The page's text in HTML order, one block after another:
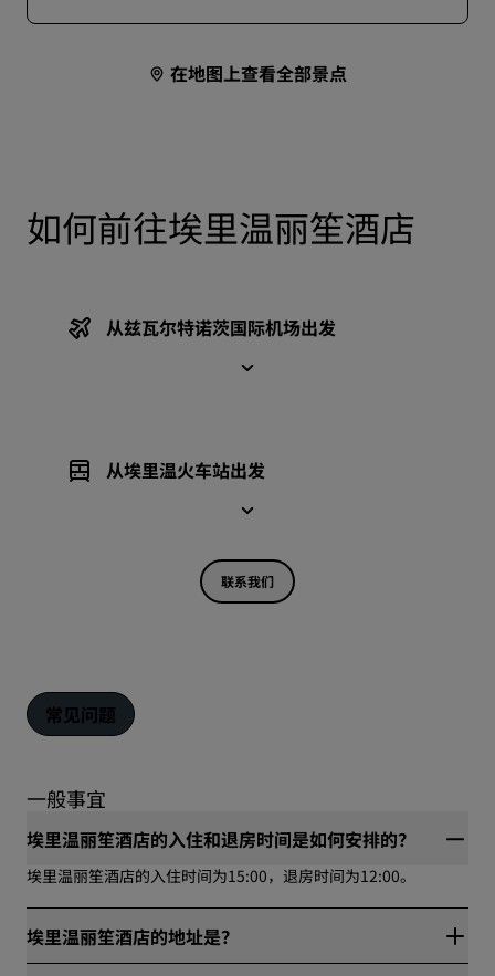
在地图上查看全部景点
如何前往埃里温丽笙酒店
从兹瓦尔特诺茨国际机场出发
从埃里温火车站出发
联系我们
常见问题
一般事宜
埃里温丽笙酒店的入住和退房时间是如何安排的？
埃里温丽笙酒店的入住时间为15:00，退房时间为12:00。
埃里温丽笙酒店的地址是？